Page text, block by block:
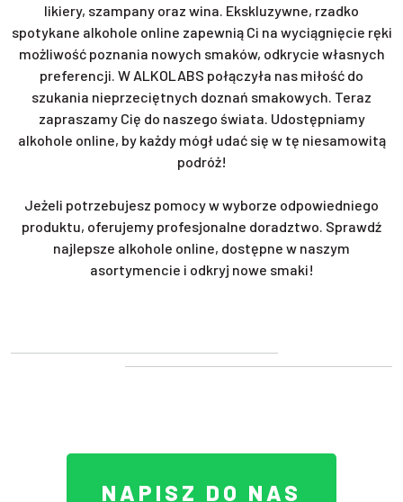
likiery, szampany oraz wina. Ekskluzywne, rzadko
spotykane alkohole online zapewnią Ci na wyciągnięcie ręki
możliwość poznania nowych smaków, odkrycie własnych
preferencji. W ALKOLABS połączyła nas miłość do
szukania nieprzeciętnych doznań smakowych. Teraz
zapraszamy Cię do naszego świata. Udostępniamy
alkohole online, by każdy mógł udać się w tę niesamowitą
podróż!
Jeżeli potrzebujesz pomocy w wyborze odpowiedniego
produktu, oferujemy profesjonalne doradztwo. Sprawdź
najlepsze alkohole online, dostępne w naszym
asortymencie i odkryj nowe smaki!
NAPISZ DO NAS